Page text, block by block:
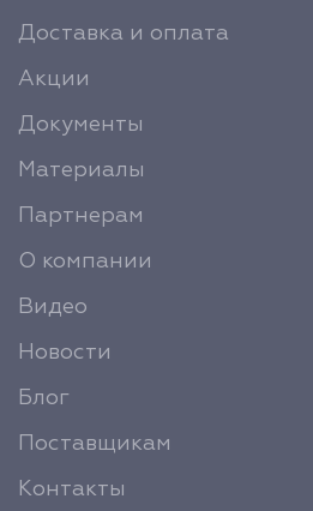
Доставка и оплата
Акции
Документы
Материалы
Партнерам
О компании
Видео
Новости
Блог
Поставщикам
Контакты